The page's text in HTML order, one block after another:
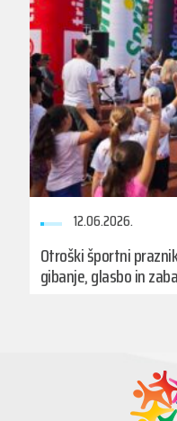
12.06.2026.
Otroški športni
gibanje, glasbo in